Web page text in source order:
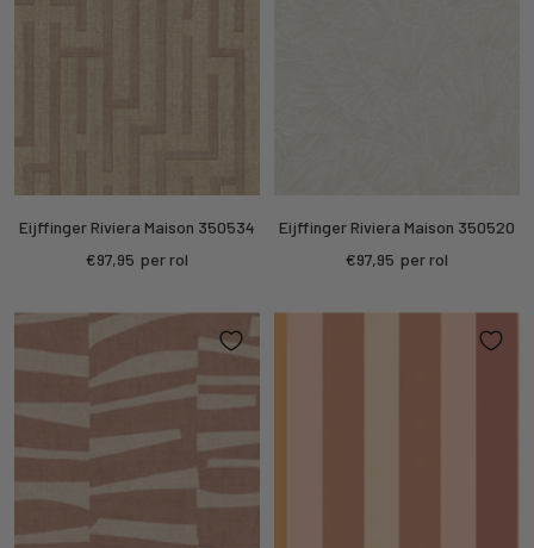
Eijffinger Riviera Maison 350534
Kortings
€97,95 per rol
Eijffinger Riviera Maison 350520
Kortings
€97,95 per rol